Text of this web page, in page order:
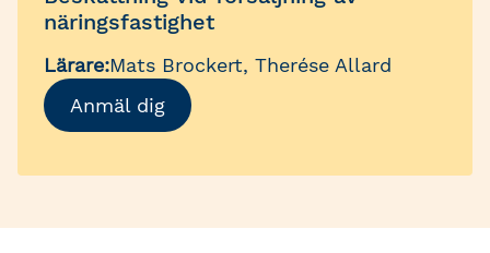
näringsfastighet
Lärare:Mats Brockert, Therése Allard
Anmäl dig